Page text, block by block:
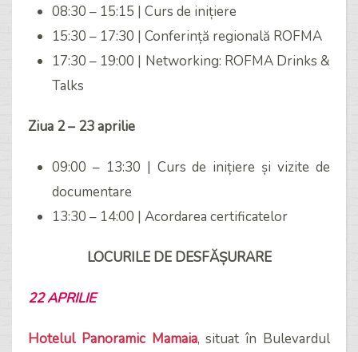
08:30 – 15:15 | Curs de inițiere
15:30 – 17:30 | Conferință regională ROFMA
17:30 – 19:00 | Networking: ROFMA Drinks &
Talks
Ziua 2 – 23 aprilie
09:00 – 13:30 | Curs de inițiere și vizite de
documentare
13:30 – 14:00 | Acordarea certificatelor
LOCURILE DE DESFĂȘURARE
22 APRILIE
Hotelul Panoramic Mamaia, situat în Bulevardul